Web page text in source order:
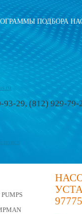
ПОДБОРА
93-29, (812) 929-79-
поиск